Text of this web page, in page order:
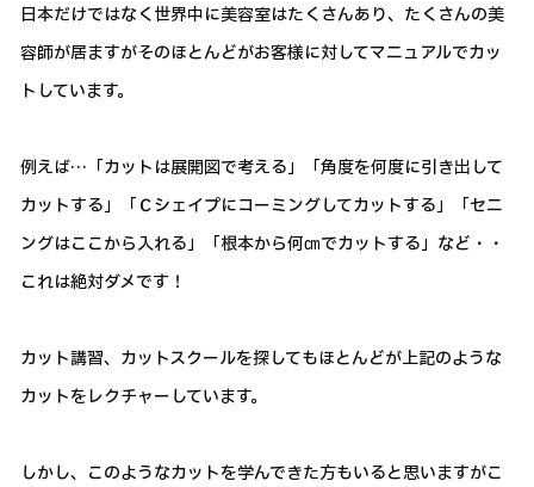
日本だけではなく世界中に美容室はたくさんあり、たくさんの美
容師が居ますがそのほとんどがお客様に対してマニュアルでカッ
トしています。
例えば…「カットは展開図で考える」「角度を何度に引き出して
カットする」「Ｃシェイプにコーミングしてカットする」「セニ
ングはここから入れる」「根本から何㎝でカットする」など・・
これは絶対ダメです！
カット講習、カットスクールを探してもほとんどが上記のような
カットをレクチャーしています。
しかし、このようなカットを学んできた方もいると思いますがこ